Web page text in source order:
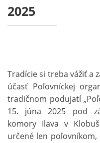
2025
Tradície si treba vážiť a
účasť Poľovníckej
tradičnom podujatí
15. júna 2025 pod
komory Ilava v
určené len